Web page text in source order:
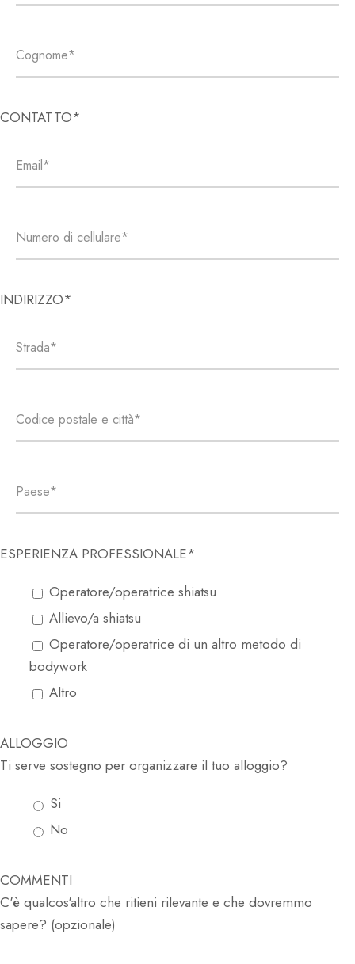
CONTATTO*
INDIRIZZO*
ESPERIENZA PROFESSIONALE*
Operatore/operatrice shiatsu
Allievo/a shiatsu
Operatore/operatrice di un altro metodo di
bodywork
Altro
ALLOGGIO
Ti serve sostegno per organizzare il tuo alloggio?
Si
No
COMMENTI
C'è qualcos'altro che ritieni rilevante e che dovremmo
sapere? (opzionale)